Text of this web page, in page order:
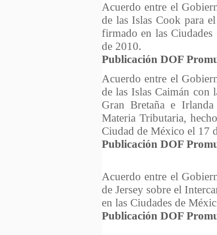
Acuerdo entre el
de las Islas Cook para
firmado en las
de 2010.
Publicación DOF
Acuerdo entre el
de las Islas Caimán
Gran Bretaña e
Materia Tributaria,
Ciudad de México el 17
Publicación DOF
Acuerdo entre el
de Jersey sobre el
en las Ciudades de
Publicación DOF